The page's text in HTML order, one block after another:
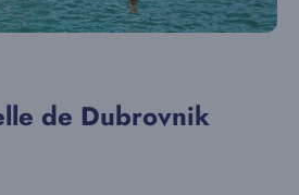
de Dubrovnik